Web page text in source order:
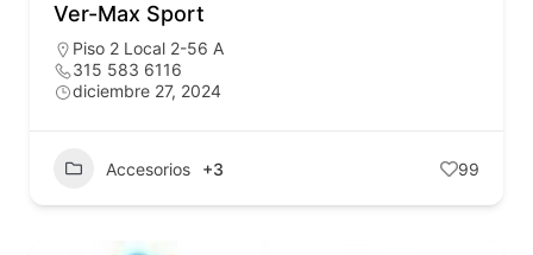
Ver-Max Sport
Piso 2 Local 2-56 A
315 583 6116
diciembre 27, 2024
Accesorios +3 99